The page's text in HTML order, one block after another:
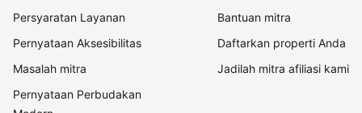
Persyaratan Layanan
Pernyataan Aksesibilitas
Masalah mitra
Pernyataan Perbudakan
Bantuan mitra
Daftarkan properti Anda
Jadilah mitra afiliasi kami